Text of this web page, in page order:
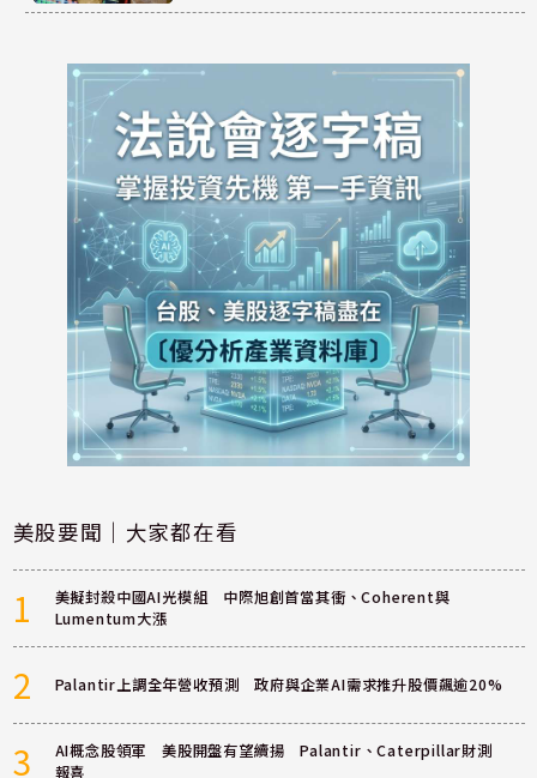
美股要聞｜大家都在看
1
美擬封殺中國AI光模組 中際旭創首當其衝、Coherent與
Lumentum大漲
2 Palantir上調全年營收預測 政府與企業AI需求推升股價飆逾20%
3
AI概念股領軍 美股開盤有望續揚 Palantir、Caterpillar財測
報喜